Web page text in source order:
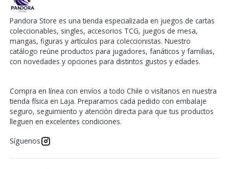
Pandora Store es una tienda especializada en juegos de cartas
coleccionables, singles, accesorios TCG, juegos de mesa,
mangas, figuras y artículos para coleccionistas. Nuestro
catálogo reúne productos para jugadores, fanáticos y familias,
con novedades y opciones para distintos gustos y edades.
Compra en línea con envíos a todo Chile o visítanos en nuestra
tienda física en Laja. Preparamos cada pedido con embalaje
seguro, seguimiento y atención directa para que tus productos
lleguen en excelentes condiciones.
Síguenos